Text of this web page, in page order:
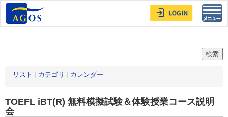
リスト カテゴリ カレンダー
TOEFL iBT(R) 無料模擬試験＆体験授業コース説明
会